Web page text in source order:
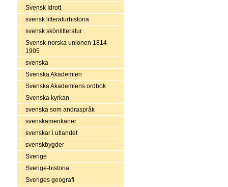
Svensk Idrott
svensk litteraturhistoria
svensk skönlitteratur
Svensk-norska unionen 1814-
1905
svenska
Svenska Akademien
Svenska Akademiens ordbok
Svenska kyrkan
svenska som andraspråk
svenskamerikaner
svenskar i utlandet
svenskbygder
Sverige
Sverige-historia
Sveriges geografi